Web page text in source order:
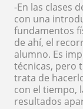
-En las clases
con una
fundamentos
de ahí, el
alumno. Es
técnicas, pero
trata de
con el tiempo,
resultados